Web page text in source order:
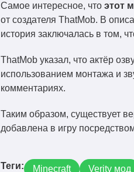
Самое интересное, что этот
от создателя ThatMob. В
история заключалась в том,
ThatMob указал, что актёр
использованием монтажа и
комментариях.
Таким образом, существует
добавлена в игру
Теги: Minecraft Verity мод